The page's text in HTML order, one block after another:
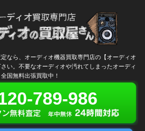
なら、オーディオ機器買取専門店の【オーディオ
い。不要なオーディオや汚れてしまったオーディ
国無料出張買取中！
789-986